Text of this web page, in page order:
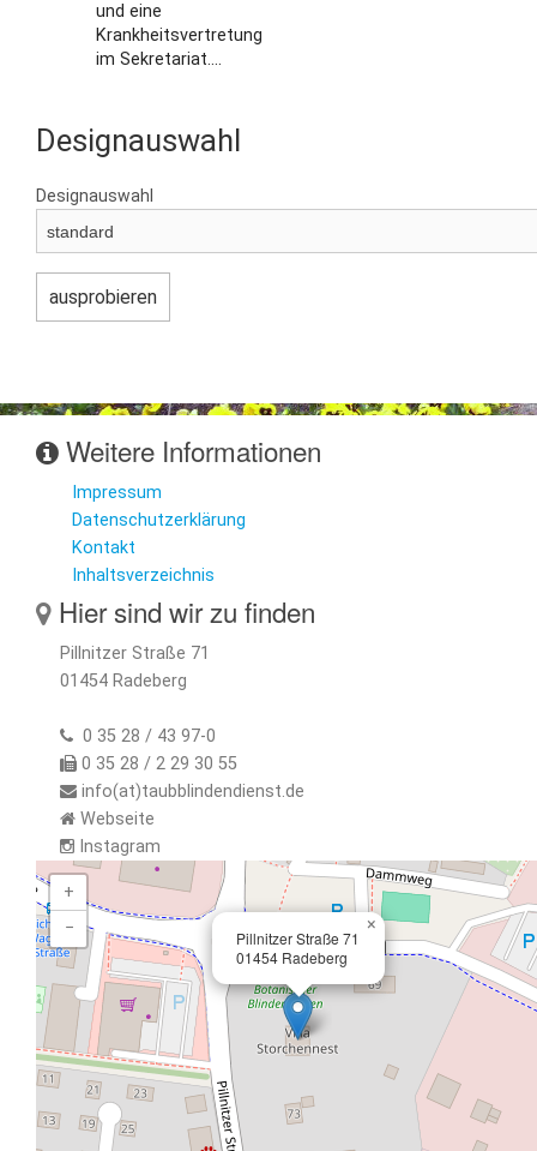
und eine
Krankheitsvertretung
im Sekretariat....
Designauswahl
Designauswahl
Weitere Informationen
Impressum
Datenschutzerklärung
Kontakt
Inhaltsverzeichnis
Hier sind wir zu finden
Pillnitzer Straße 71
01454 Radeberg
0 35 28 / 43 97-0
0 35 28 / 2 29 30 55
info(at)taubblindendienst.de
Webseite
Instagram
Pillnitzer Straße 71
01454 Radeberg
×
+
−